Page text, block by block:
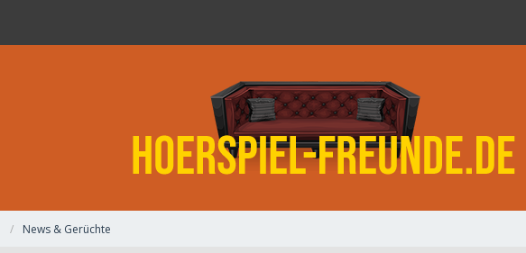
News & Gerüchte